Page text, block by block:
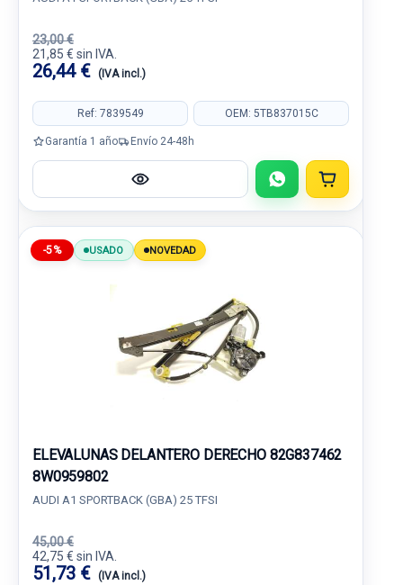
23,00 €
21,85 € sin IVA.
26,44 € (IVA incl.)
Ref: 7839549 OEM: 5TB837015C
Garantía 1 año Envío 24-48h
-5% USADO NOVEDAD
ELEVALUNAS DELANTERO DERECHO 82G837462
8W0959802
AUDI A1 SPORTBACK (GBA) 25 TFSI
45,00 €
42,75 € sin IVA.
51,73 € (IVA incl.)